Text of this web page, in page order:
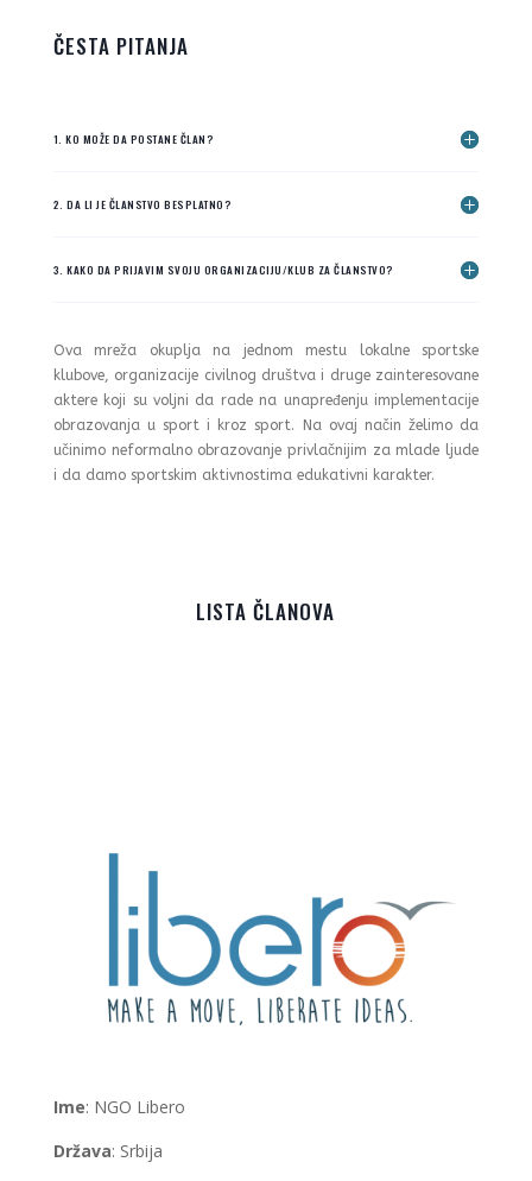
ČESTA PITANJA
1. KO MOŽE DA POSTANE ČLAN?
2. DA LI JE ČLANSTVO BESPLATNO?
3. KAKO DA PRIJAVIM SVOJU ORGANIZACIJU/KLUB ZA ČLANSTVO?
Ova mreža okuplja na jednom mestu lokalne sportske
klubove, organizacije civilnog društva i druge zainteresovane
aktere koji su voljni da rade na unapređenju implementacije
obrazovanja u sport i kroz sport. Na ovaj način želimo da
učinimo neformalno obrazovanje privlačnijim za mlade ljude
i da damo sportskim aktivnostima edukativni karakter.
LISTA ČLANOVA
Ime: NGO Libero
Država: Srbija